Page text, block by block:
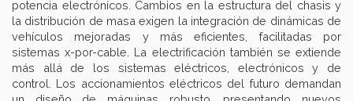
potencia electrónicos. Cambios en la estructura del chasis y
la distribución de masa exigen la integración de dinámicas de
vehículos mejoradas y más eficientes, facilitadas por
sistemas x-por-cable. La electrificación también se extiende
más allá de los sistemas eléctricos, electrónicos y de
control. Los accionamientos eléctricos del futuro demandan